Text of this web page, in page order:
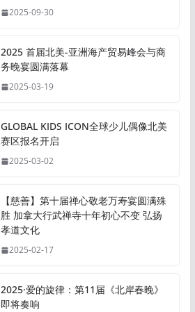
2025-09-30
2025 首届北美-亚洲海产贸易峰会与商
务晚宴圆满落幕
2025-03-19
GLOBAL KIDS ICON全球少儿偶像北美
赛区报名开启
2025-03-02
【慈善】第十届禅心敬老万寿宴圆满殊
胜 加拿大行武禅寺十年初心不变 弘扬
孝道文化
2025-02-17
2025·爱的旋律：第11届《北岸春晚》
即将奏响